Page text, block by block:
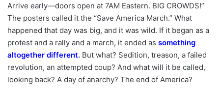
Arrive early—doors open at 7AM Eastern. BIG CROWDS!”
The posters called it the “Save America March.” What
happened that day was big, and it was wild. If it began as a
protest and a rally and a march, it ended as something
altogether different. But what? Sedition, treason, a failed
revolution, an attempted coup? And what will it be called,
looking back? A day of anarchy? The end of America?